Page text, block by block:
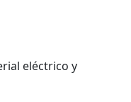
eléctrico y